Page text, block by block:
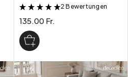
&
2 Bewertungen
135.00 Fr.